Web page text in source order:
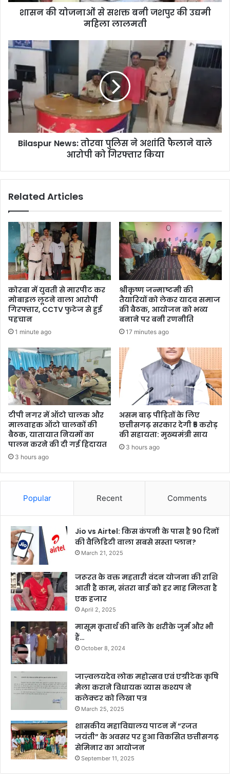
महिलाशासन की योजनाओं से सशक्त बनी जशपुर की उद्यमी
महिला लालमती
Bilaspur
तोरवा
पुलिस
ने
अशांति
फैलाने
वाले
आरोपी
Bilaspur News: तोरवा पुलिस ने अशांति फैलाने वाले
आरोपी को गिरफ्तार किया
Related Articles
कोरबा में युवती से मारपीट कर
मोबाइल लूटने वाला आरोपी
गिरफ्तार, CCTV फुटेज से हुई
पहचान
1 minute ago
श्रीकृष्ण जन्माष्टमी की
तैयारियों को लेकर यादव समाज
की बैठक, आयोजन को भव्य
बनाने पर बनी रणनीति
17 minutes ago
टीपी नगर में ऑटो चालक और
मालवाहक ऑटो चालकों की
बैठक, यातायात नियमों का
पालन करने की दी गई हिदायत
3 hours ago
असम बाढ़ पीड़ितों के लिए
छत्तीसगढ़ सरकार देगी ₹5 करोड़
की सहायता: मुख्यमंत्री साय
3 hours ago
Popular Recent Comments
Jio vs Airtel: किस कंपनी के पास है 90 दिनों
की वैलिडिटी वाला सबसे सस्ता प्लान?
March 21, 2025
जरूरत के वक्त महतारी वंदन योजना की राशि
आती है काम, संतरा बाई को हर माह मिलता है
एक हजार
April 2, 2025
मासूम कृतार्थ की बलि के शरीके जुर्म और भी
हैं…
October 8, 2024
जाज़्वलयदेव लोक महोत्सव एवं एग्रीटेक कृषि
मेला कराने विधायक व्यास कश्यप ने
कलेक्टर को लिखा पत्र
March 25, 2025
शासकीय महाविद्यालय पाटन में “रजत
जयंती” के अवसर पर हुआ विकसित छत्तीसगढ़
सेमिनार का आयोजन
September 11, 2025